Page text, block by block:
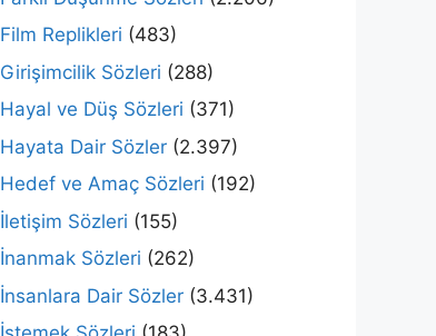
Film Replikleri (483)
Girişimcilik Sözleri (288)
Hayal ve Düş Sözleri (371)
Hayata Dair Sözler (2.397)
Hedef ve Amaç Sözleri (192)
İletişim Sözleri (155)
İnanmak Sözleri (262)
İnsanlara Dair Sözler (3.431)